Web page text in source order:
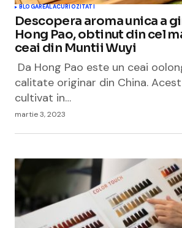
BLOGAREALACURIOZITATI
Descopera aroma unica a
Hong Pao, obtinut din cel
ceai din Muntii Wuyi
Da Hong Pao este un ceai
calitate originar din China.
cultivat in…
martie 3, 2023